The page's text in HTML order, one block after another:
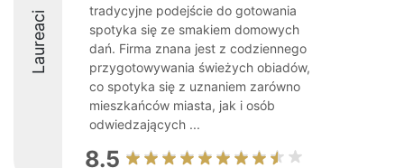
Laureaci
tradycyjne podejście do gotowania
spotyka się ze smakiem domowych
dań. Firma znana jest z codziennego
przygotowywania świeżych obiadów,
co spotyka się z uznaniem zarówno
mieszkańców miasta, jak i osób
odwiedzających ...
8.5